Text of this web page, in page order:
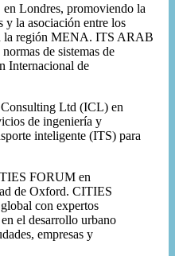
Londres, promoviendo la
y la asociación entre los
la región MENA. ITS ARAB
de sistemas de
Internacional de
Ltd (ICL) en
de ingeniería y
inteligente (ITS) para
FORUM en
de Oxford. CITIES
con expertos
el desarrollo urbano
empresas y